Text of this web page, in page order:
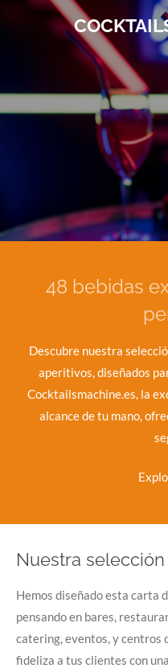
48 bebidas
Descubre nuestra
aperitivos, diseñados
Cocktailsmachine.es, la
alcance de tu mano,
Nuestra
Hemos diseñado esta carta
pensando en bares,
catering, eventos, y
fideliza a tus clientes con